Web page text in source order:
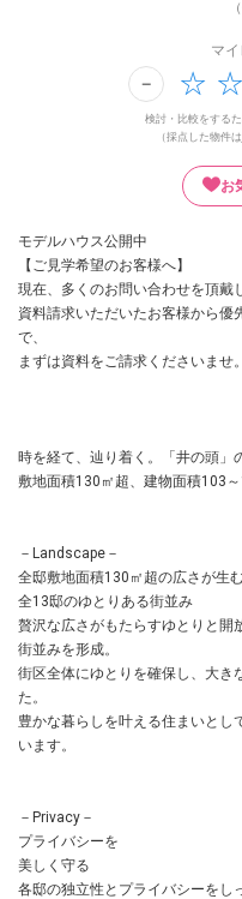
マ
検討・比較をする
（採点した物件は
お
モデルハウス公開中
【ご見学希望のお客様へ】
現在、多くのお問い合わせを頂戴
資料請求いただいたお客様から優
で、
まずは資料をご請求くださいませ。
時を経て、辿り着く。「井の頭」
敷地面積130㎡超、建物面積103～
－Landscape－
全邸敷地面積130㎡超の広さが生む
全13邸のゆとりある街並み
贅沢な広さがもたらすゆとりと開
街並みを形成。
街区全体にゆとりを確保し、大き
た。
豊かな暮らしを叶える住まいとし
います。
－Privacy－
プライバシーを
美しく守る
各邸の独立性とプライバシーをし